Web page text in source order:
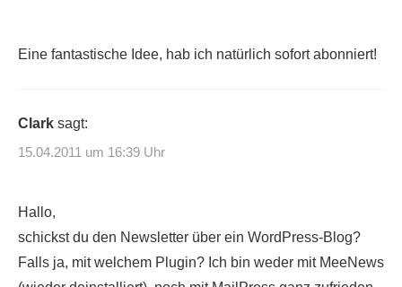
Eine fantastische Idee, hab ich natürlich sofort abonniert!
Clark sagt:
15.04.2011 um 16:39 Uhr
Hallo,
schickst du den Newsletter über ein WordPress-Blog?
Falls ja, mit welchem Plugin? Ich bin weder mit MeeNews